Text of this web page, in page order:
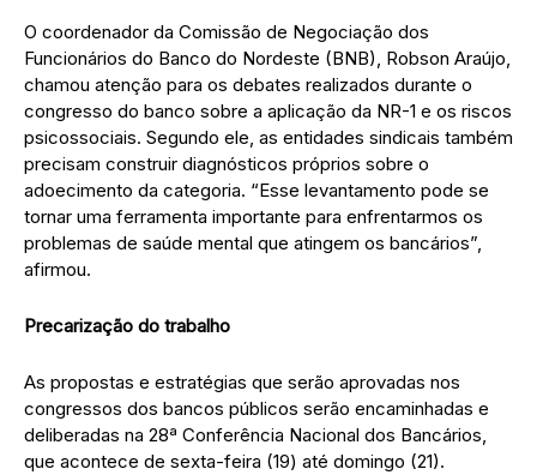
O coordenador da Comissão de Negociação dos
Funcionários do Banco do Nordeste (BNB), Robson Araújo,
chamou atenção para os debates realizados durante o
congresso do banco sobre a aplicação da NR-1 e os riscos
psicossociais. Segundo ele, as entidades sindicais também
precisam construir diagnósticos próprios sobre o
adoecimento da categoria. “Esse levantamento pode se
tornar uma ferramenta importante para enfrentarmos os
problemas de saúde mental que atingem os bancários”,
afirmou.
Precarização do trabalho
As propostas e estratégias que serão aprovadas nos
congressos dos bancos públicos serão encaminhadas e
deliberadas na 28ª Conferência Nacional dos Bancários,
que acontece de sexta-feira (19) até domingo (21).